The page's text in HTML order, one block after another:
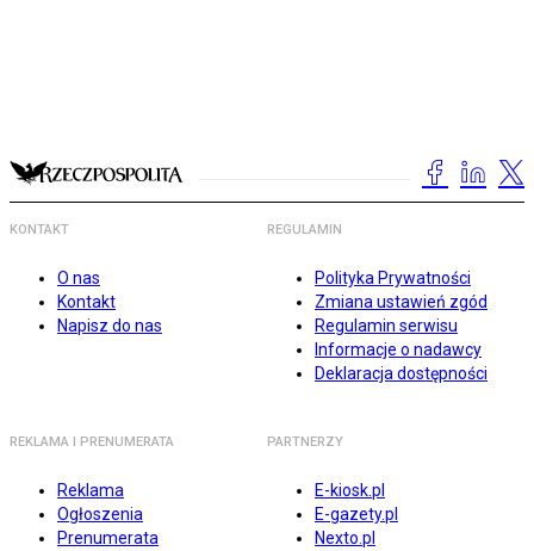
KONTAKT
O nas
Kontakt
Napisz do nas
REGULAMIN
Polityka Prywatności
Zmiana ustawień zgód
Regulamin serwisu
Informacje o nadawcy
Deklaracja dostępności
REKLAMA I PRENUMERATA
Reklama
Ogłoszenia
Prenumerata
PARTNERZY
E-kiosk.pl
E-gazety.pl
Nexto.pl